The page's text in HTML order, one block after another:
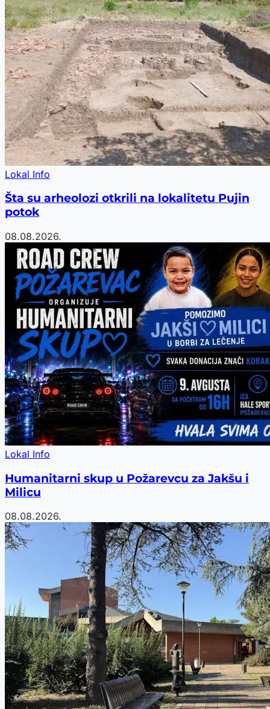
Lokal Info
Šta su arheolozi otkrili na lokalitetu Pujin
potok
08.08.2026.
Lokal Info
Humanitarni skup u Požarevcu za Jakšu i
Milicu
08.08.2026.